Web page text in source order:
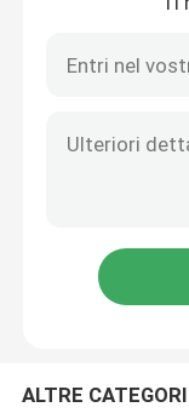
Canale d'acciaio
filo di acciaio
pezzi di
ALTRE